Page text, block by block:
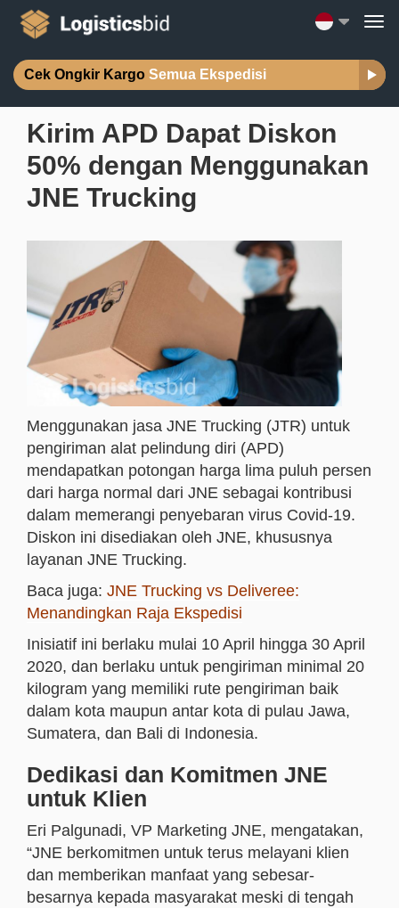
Cek Ongkir Kargo Semua Ekspedisi
Kirim APD Dapat Diskon
50% dengan Menggunakan
JNE Trucking
Menggunakan jasa JNE Trucking (JTR) untuk
pengiriman alat pelindung diri (APD)
mendapatkan potongan harga lima puluh persen
dari harga normal dari JNE sebagai kontribusi
dalam memerangi penyebaran virus Covid-19.
Diskon ini disediakan oleh JNE, khususnya
layanan JNE Trucking.
Baca juga: JNE Trucking vs Deliveree:
Menandingkan Raja Ekspedisi
Inisiatif ini berlaku mulai 10 April hingga 30 April
2020, dan berlaku untuk pengiriman minimal 20
kilogram yang memiliki rute pengiriman baik
dalam kota maupun antar kota di pulau Jawa,
Sumatera, dan Bali di Indonesia.
Dedikasi dan Komitmen JNE
untuk Klien
Eri Palgunadi, VP Marketing JNE, mengatakan,
“JNE berkomitmen untuk terus melayani klien
dan memberikan manfaat yang sebesar-
besarnya kepada masyarakat meski di tengah